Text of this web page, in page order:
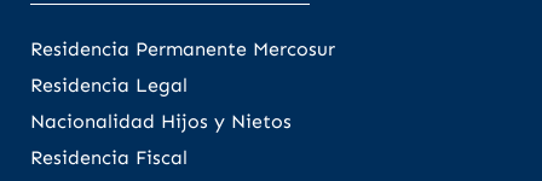
Residencia Permanente Mercosur
Residencia Legal
Nacionalidad Hijos y Nietos
Residencia Fiscal